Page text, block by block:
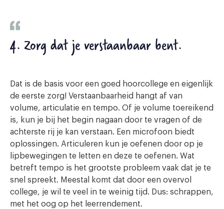
4. Zorg dat je verstaanbaar bent.
Dat is de basis voor een goed hoorcollege en eigenlijk
de eerste zorg! Verstaanbaarheid hangt af van
volume, articulatie en tempo. Of je volume toereikend
is, kun je bij het begin nagaan door te vragen of de
achterste rij je kan verstaan. Een microfoon biedt
oplossingen. Articuleren kun je oefenen door op je
lipbewegingen te letten en deze te oefenen. Wat
betreft tempo is het grootste probleem vaak dat je te
snel spreekt. Meestal komt dat door een overvol
college, je wil te veel in te weinig tijd. Dus: schrappen,
met het oog op het leerrendement.